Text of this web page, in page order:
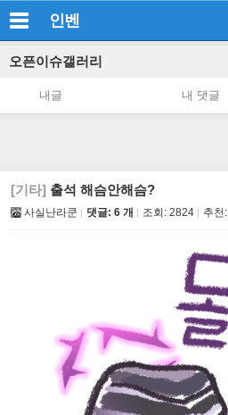
인벤
오픈이슈갤러리
내글 내 댓글
[기타] 출석 해슴안해슴?
사실난라쿤 댓글: 6 개 조회: 2824 추천: